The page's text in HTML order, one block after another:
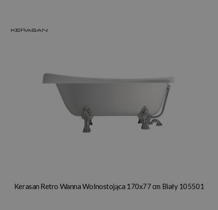
Kerasan Retro Wanna Wolnostojąca 170x77 cm Biały 105501